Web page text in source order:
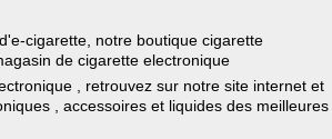
cigarette, notre boutique cigarette
de cigarette electronique
, retrouvez sur notre site internet et
, accessoires et liquides des meilleures